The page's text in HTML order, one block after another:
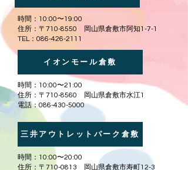
​時間：10:00〜19:00
住所：〒710-8550 岡山県倉敷市阿知1-7-1
TEL：086-426-2111
イオンモール倉敷
​時間：10:00〜21:00
住所：〒710-8560 岡山県倉敷市水江1
電話：086-430-5000
三井アウトレットパーク倉敷
​時間：10:00〜20:00
住所：〒710-0813 岡山県倉敷市寿町12-3